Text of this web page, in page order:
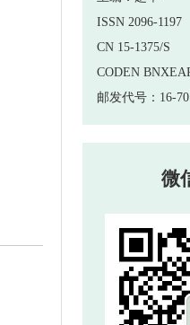
邮发代号：16-70